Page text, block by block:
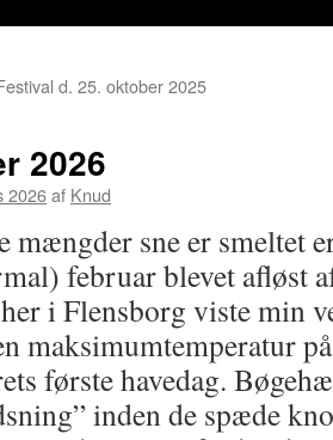
d. 25. oktober 2025
2026
2026af Knud
mængder sne er smeltet
februar blevet afløst
i Flensborg viste min
maksimumtemperatur
første havedag.
inden de spæde